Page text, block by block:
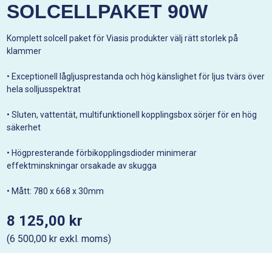
SOLCELLPAKET 90W
Komplett solcell paket för Viasis produkter välj rätt storlek på
klammer
• Exceptionell lågljusprestanda och hög känslighet för ljus tvärs över
hela solljusspektrat
• Sluten, vattentät, multifunktionell kopplingsbox sörjer för en hög
säkerhet
• Högpresterande förbikopplingsdioder minimerar
effektminskningar orsakade av skugga
• Mått: 780 x 668 x 30mm
8 125,00 kr
(6 500,00 kr exkl. moms)